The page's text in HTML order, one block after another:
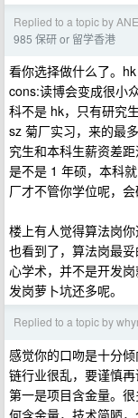
Replied to a topic by
985 保研 or 留学香港
看你选择做什么了。
cons:读博会变成很小
科不是 hk，只有研究
sz 菊厂实习，来的最
究生和本科生薪资差
是不是 1 年硕，本科
厂才不管你学位呢，
楼上有人觉得算法岗
也看到了，算法岗最
心学术，并不是开发
发岗萝卜坑还多呢。
Replied to a topic by
感觉你的口吻是十分
链行业很乱，要谨慎再
第一是项目含金量。
何含金量，技术简陋